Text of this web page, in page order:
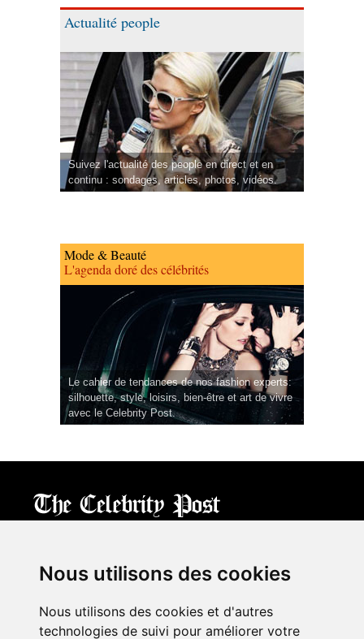
Nous utilisons des cookies
Nous utilisons des cookies et d'autres
technologies de suivi pour améliorer votre
Actualité people
Suivez l'actualité des people en direct et en
continu : sondages, articles, photos, vidéos.
Mode & Beauté
L'agenda doré des célébrités
Le cahier de tendances de nos fashion experts:
silhouette, style, loisirs, bien-être et art de vivre
avec le Celebrity Post.
Terms of Use| Privacy|Cookies Policy (Mes préférences)
À propos